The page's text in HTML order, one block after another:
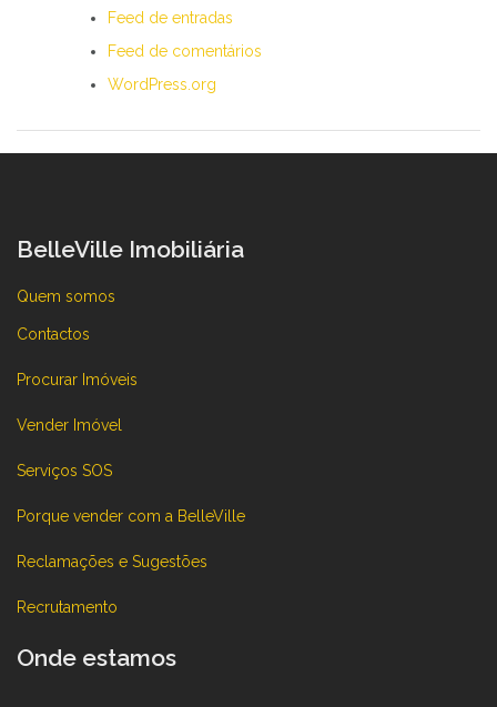
Feed de entradas
Feed de comentários
WordPress.org
BelleVille Imobiliária
Quem somos
Contactos
Procurar Imóveis
Vender Imóvel
Serviços SOS
Porque vender com a BelleVille
Reclamações e Sugestões
Recrutamento
Onde estamos